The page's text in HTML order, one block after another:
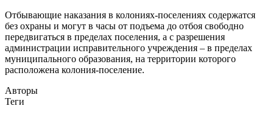
Отбывающие наказания в колониях-поселениях содержатся
без охраны и могут в часы от подъема до отбоя свободно
передвигаться в пределах поселения, а с разрешения
администрации исправительного учреждения – в пределах
муниципального образования, на территории которого
расположена колония-поселение.
Авторы
Теги